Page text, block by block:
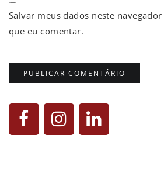
Salvar meus dados neste
que eu comentar.